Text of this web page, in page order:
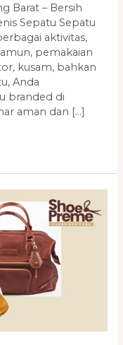
Barat – Bersih
Sepatu Sepatu
aktivitas,
pemakaian
kusam, bahkan
Anda
branded di
aman dan […]